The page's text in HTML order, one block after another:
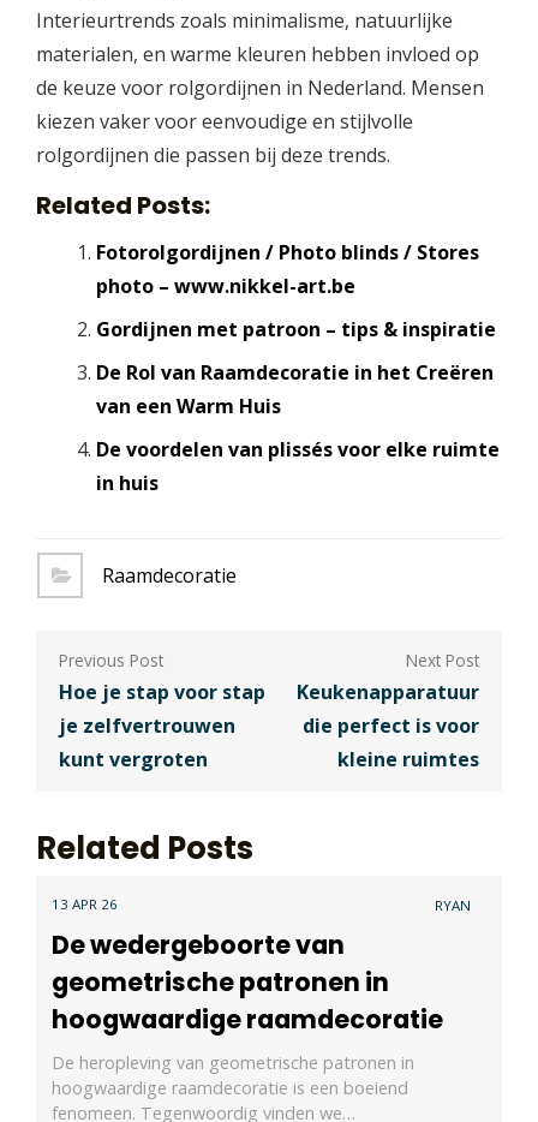
Interieurtrends zoals minimalisme, natuurlijke
materialen, en warme kleuren hebben invloed op
de keuze voor rolgordijnen in Nederland. Mensen
kiezen vaker voor eenvoudige en stijlvolle
rolgordijnen die passen bij deze trends.
Related Posts:
Fotorolgordijnen / Photo blinds / Stores
photo – www.nikkel-art.be
Gordijnen met patroon – tips & inspiratie
De Rol van Raamdecoratie in het Creëren
van een Warm Huis
De voordelen van plissés voor elke ruimte
in huis
Raamdecoratie
Berichtnavigatie
Hoe je stap voor stap
je zelfvertrouwen
kunt vergroten
Keukenapparatuur
die perfect is voor
kleine ruimtes
Related Posts
13 APR 26 RYAN
De wedergeboorte van
geometrische patronen in
hoogwaardige raamdecoratie
De heropleving van geometrische patronen in
hoogwaardige raamdecoratie is een boeiend
fenomeen. Tegenwoordig vinden we…